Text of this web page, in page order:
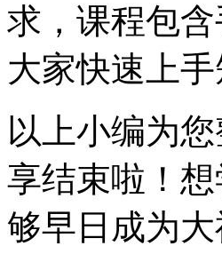
求，课程包
大家快速上
以上小编为
享结束啦！
够早日成为